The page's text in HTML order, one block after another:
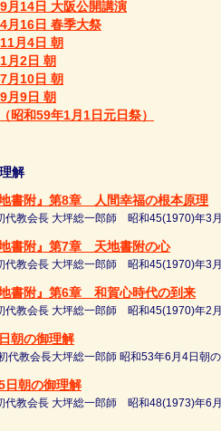
月14日 大阪公開講演
月16日 春季大祭
月4日 朝
月2日 朝
月10日 朝
月9日 朝
昭和59年1月1日元日祭）
解
地書附』第8章 人間幸福の根本原理
代教会長 大坪総一郎師 昭和45(1970)年3
地書附』第7章 天地書附の心
代教会長 大坪総一郎師 昭和45(1970)年3
地書附』第6章 和賀心時代の到来
代教会長 大坪総一郎師 昭和45(1970)年2
朝の御理解
代教会長大坪総一郎師 昭和53年6月4日朝
日朝の御理解
代教会長 大坪総一郎師 昭和48(1973)年6